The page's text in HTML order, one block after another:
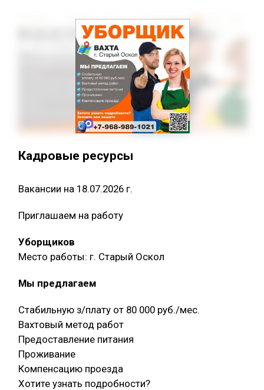
Кадровые ресурсы
Вакансии на 18.07.2026 г.
Приглашаем на работу
Уборщиков
Место работы: г. Старый Оскол
Мы предлагаем
Стабильную з/плату от 80 000 руб./мес.
Вахтовый метод работ
Предоставление питания
Проживание
Компенсацию проезда
Хотите узнать подробности?